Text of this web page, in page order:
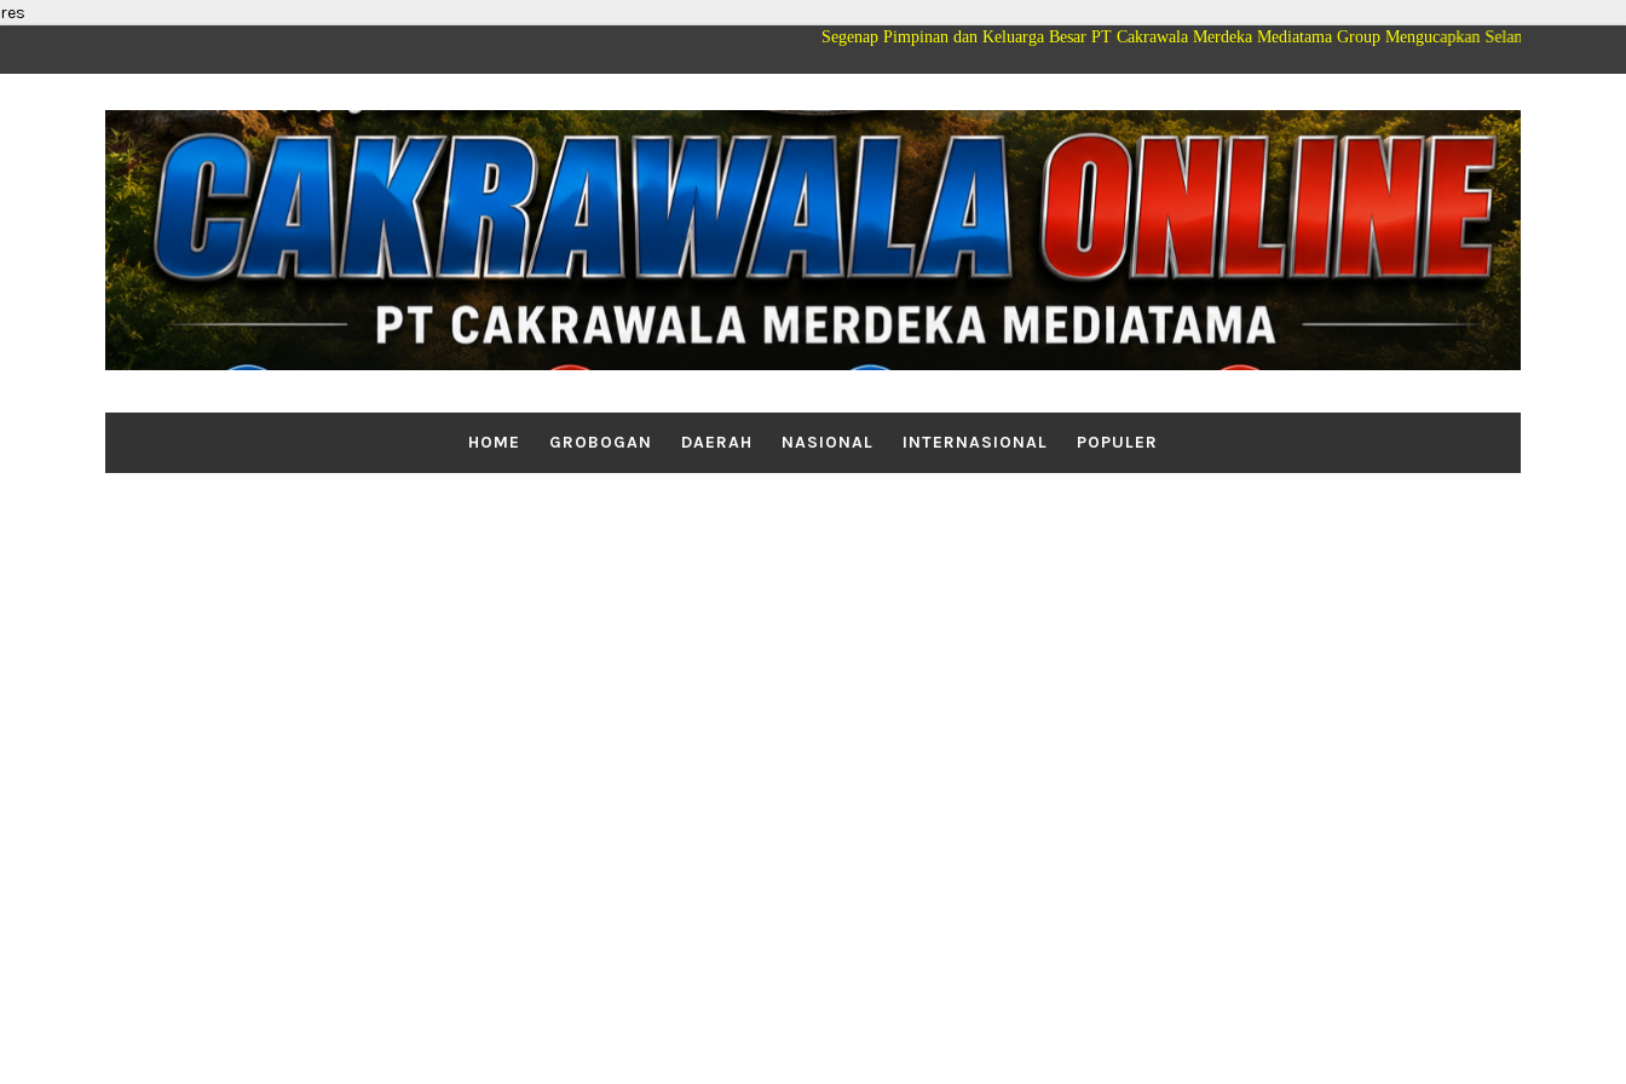
res
Segenap Pimpinan dan Keluarga Besar PT Cakrawala Merdeka Mediatama Group Mengucapkan Selamat Dirgahayu Kemerdekaan
HOME GROBOGAN DAERAH NASIONAL INTERNASIONAL POPULER